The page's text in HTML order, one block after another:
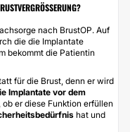
nach BrustOP. Auf
die die Implantate
bekommt die Patientin
für die Brust, denn er wird
Implantate vor dem
er diese Funktion erfüllen
hat und